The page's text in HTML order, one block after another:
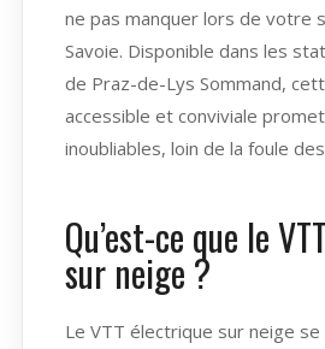
ne pas manquer lors de votre
Savoie. Disponible dans les
de Praz-de-Lys Sommand,
accessible et conviviale
inoubliables, loin de la foule
Qu’est-ce que le
sur neige ?
Le VTT électrique sur neige